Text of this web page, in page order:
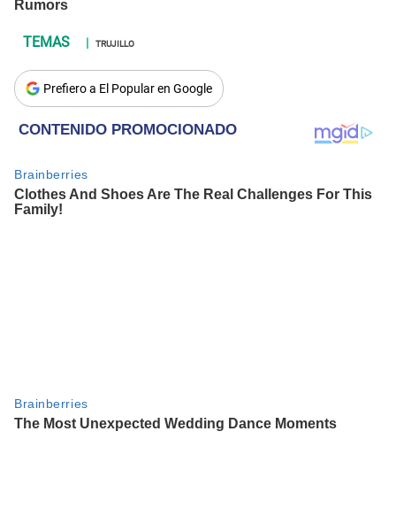
TRUJILLO
Prefiero a El Popular en Google